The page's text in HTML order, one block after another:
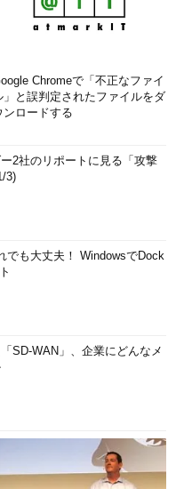
Chromeで「不正なファイ
」と誤判定されたファイルをダ
ンロードする
2社のリポートに見る「攻撃
3)
でも大丈夫！ WindowsでDock
SD-WAN」、企業にどんなメ